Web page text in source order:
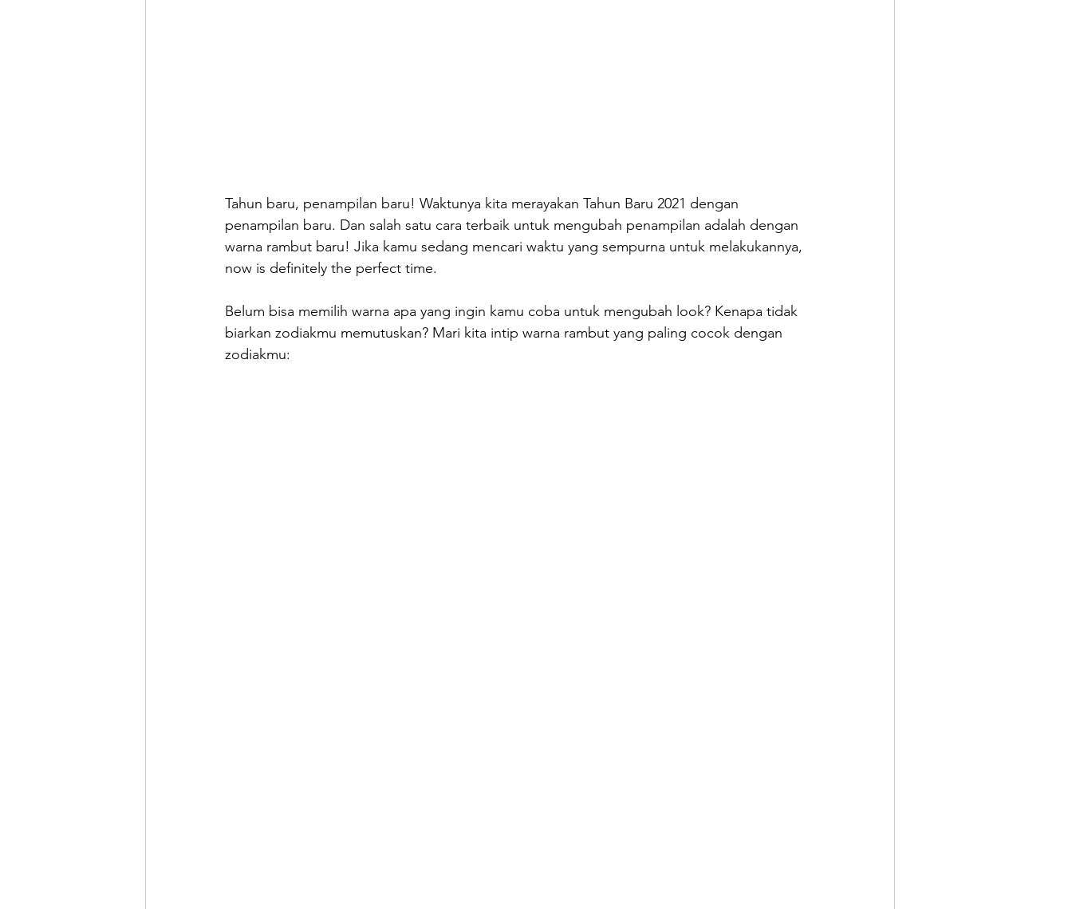
Tahun baru, penampilan baru! Waktunya kita merayakan Tahun Baru 2021 dengan
penampilan baru. Dan salah satu cara terbaik untuk mengubah penampilan adalah dengan
warna rambut baru! Jika kamu sedang mencari waktu yang sempurna untuk melakukannya,
now is definitely the perfect time.
Belum bisa memilih warna apa yang ingin kamu coba untuk mengubah look? Kenapa tidak
biarkan zodiakmu memutuskan? Mari kita intip warna rambut yang paling cocok dengan
zodiakmu: